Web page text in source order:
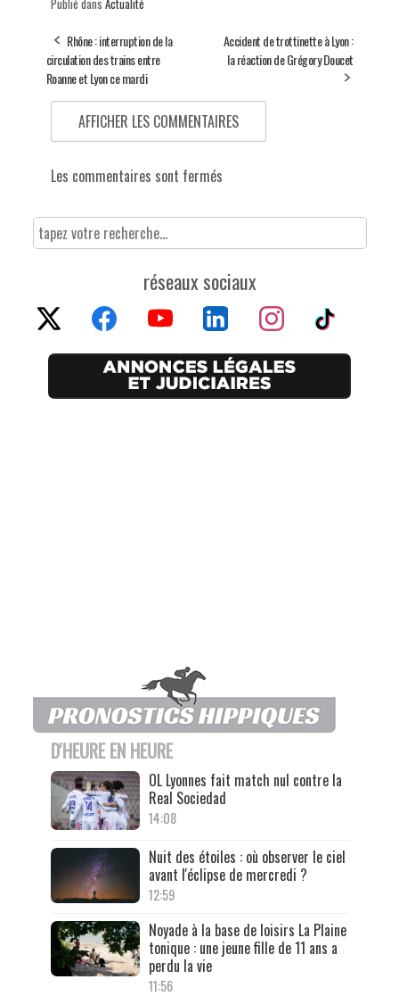
Rhône : interruption de la
circulation des trains entre
Roanne et Lyon ce mardi
Accident de trottinette à Lyon :
la réaction de Grégory Doucet
AFFICHER LES COMMENTAIRES
Les commentaires sont fermés
réseaux sociaux
D'HEURE EN HEURE
OL Lyonnes fait match nul contre la
Real Sociedad
14:08
Nuit des étoiles : où observer le ciel
avant l'éclipse de mercredi ?
12:59
Noyade à la base de loisirs La Plaine
tonique : une jeune fille de 11 ans a
perdu la vie
11:56